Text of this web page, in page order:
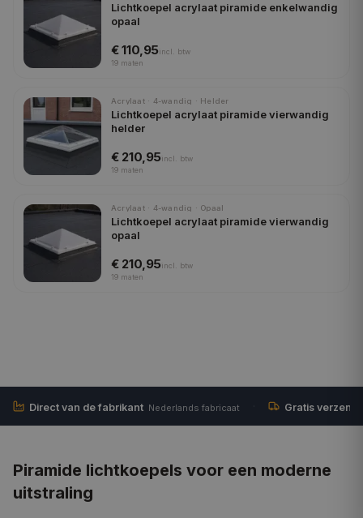
Lichtkoepel acrylaat piramide enkelwandig
opaal
€ 110,95incl.
btw
19 maten
Acrylaat · 4-wandig · Helder
Lichtkoepel acrylaat piramide vierwandig
helder
€ 210,95incl.
btw
19 maten
Acrylaat · 4-wandig · Opaal
Lichtkoepel acrylaat piramide vierwandig
opaal
€ 210,95incl.
btw
19 maten
Direct van de fabrikant Nederlands fabricaat Gratis
Piramide lichtkoepels voor een moderne
uitstraling